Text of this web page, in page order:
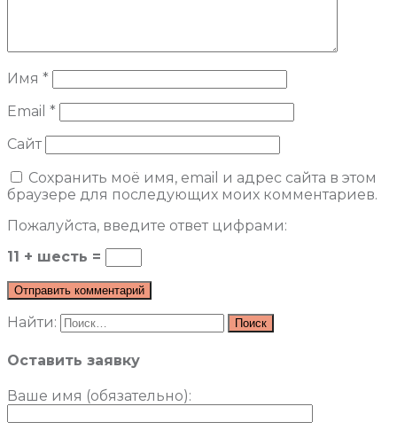
Имя *
Email *
Сайт
Сохранить моё имя, email и адрес сайта в этом
браузере для последующих моих комментариев.
Пожалуйста, введите ответ цифрами:
11 + шесть =
Найти:
Оставить заявку
Ваше имя (обязательно):